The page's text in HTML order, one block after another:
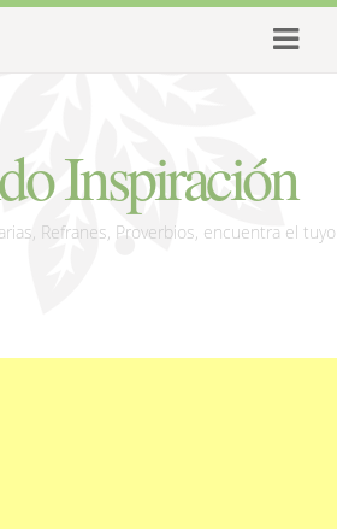
Inspiración
Refranes, Proverbios, encuentra el tuyo